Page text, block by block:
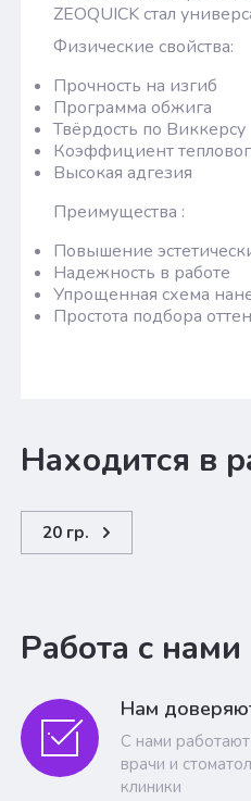
ZEOQUICK стал
Физические свойства:
Прочность на изгиб
Программа обжига
Твёрдость по Виккерсу
Коэффициент
Высокая адгезия
Преимущества :
Повышение
Надежность в работе
Упрощенная схема
Простота подбора
Находится в
20 гр.
Работа с нами
Нам
С нами
врачи и
клиники